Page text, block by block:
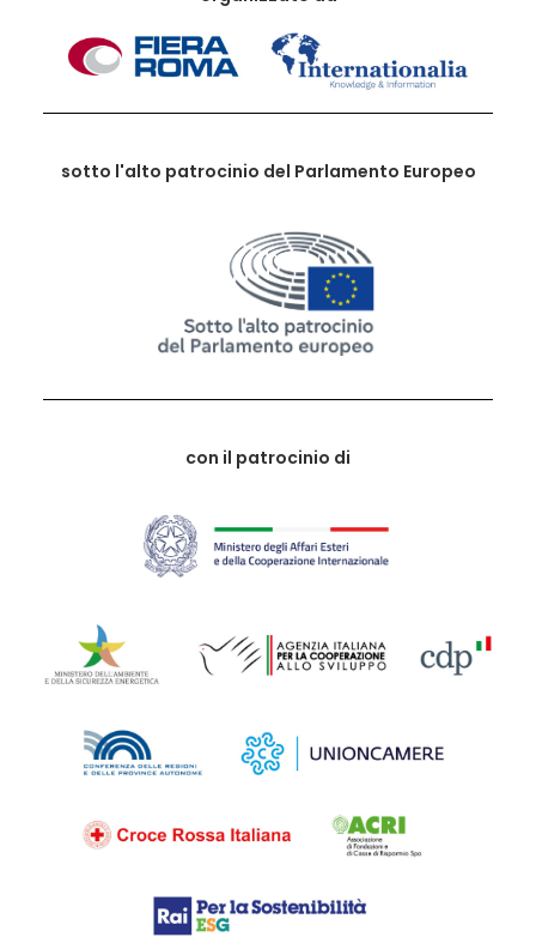
sotto l'alto patrocinio del Parlamento Europeo
con il patrocinio di